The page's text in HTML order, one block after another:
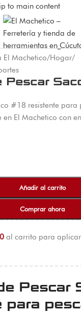
to main content
El Machetico/Hogar/
Pescar
#18 resistente para
El Machetico con
Añadir al carrito
Comprar ahora
al carrito para
Pescar
para